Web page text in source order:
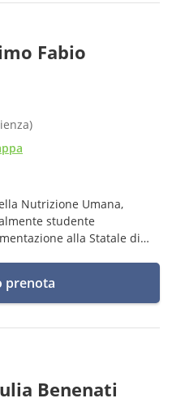
Fabio
Nutrizione Umana,
alla Statale di
prenota
Benenati